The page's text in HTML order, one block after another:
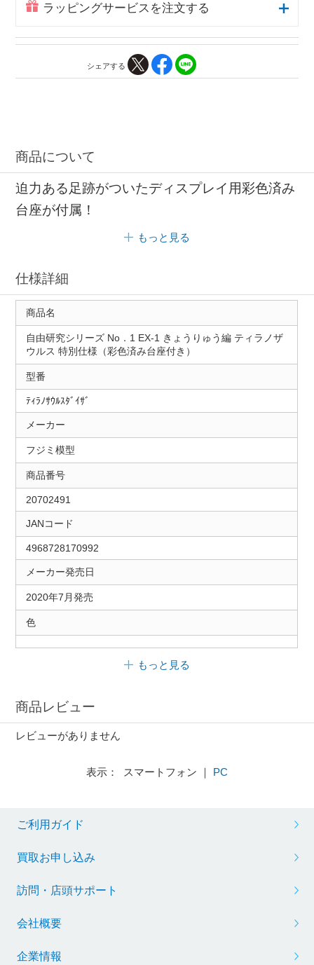
ラッピングサービスを注文する
シェアする
商品について
迫力ある足跡がついたディスプレイ用彩色済み
台座が付属！
もっと見る
仕様詳細
商品名
自由研究シリーズ No．1 EX-1 きょうりゅう編 ティラノザ
ウルス 特別仕様（彩色済み台座付き）
型番
ﾃｨﾗﾉｻｳﾙｽﾀﾞｲｻﾞ
メーカー
フジミ模型
商品番号
20702491
JANコード
4968728170992
メーカー発売日
2020年7月発売
色
もっと見る
商品レビュー
レビューがありません
表示： スマートフォン ｜ PC
ご利用ガイド
買取お申し込み
訪問・店頭サポート
会社概要
企業情報